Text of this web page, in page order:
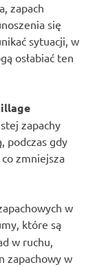
zapach
się
sytuacji, w
osłabiać ten
zapachy
podczas gdy
zmniejsza
w
które są
w ruchu,
zapachowy w